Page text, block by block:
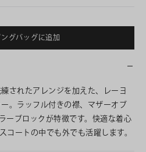
グバッグに追加
されたアレンジを加えた、レーヨ
。ラッフル付きの襟、マザーオブ
ーブロックが特徴です。快適な着心
コートの中でも外でも活躍します。